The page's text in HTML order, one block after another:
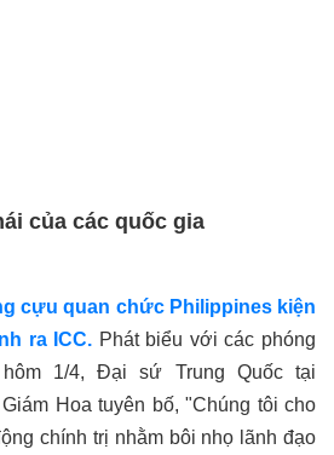
ái của các quốc gia
cựu quan chức Philippines kiện
ra ICC. Phát biểu với các phóng
hôm 1/4, Đại sứ Trung Quốc tại
Hoa tuyên bố,"Chúng tôi cho
chính trị nhằm bôi nhọ lãnh đạo